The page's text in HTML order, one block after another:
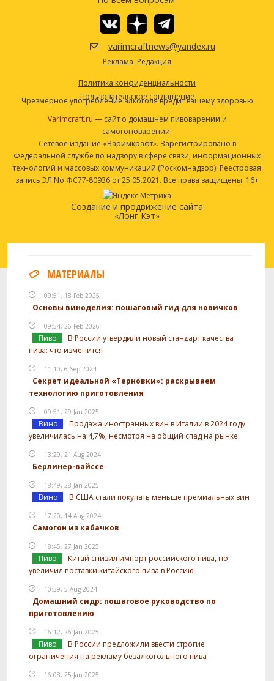
varimcraftnews@yandex.ru
Реклама Редакция
Политика конфиденциальности
Пользовательское соглашение
Чрезмерное употребление алкоголя вредит вашему здоровью
Varimcraft.ru — сайт о домашнем пивоварении и
самогоноварении.
Сетевое издание «Варимкрафт». Зарегистрировано в
Федеральной службе по надзору в сфере связи, информационных
технологий и массовых коммуникаций (Роскомнадзор). Реестровая
запись ЭЛ No ФС77-80936 от 25.05.2021. Все права защищены. 16+
Создание и продвижение сайта
«Лонг Кэт»
МАТЕРИАЛЫ
09:51, 18 Feb 2025
Основы виноделия: пошаговый гид для новичков
09:54, 26 Feb 2026
Пиво
В России утвердили новый стандарт качества
пива: что изменится
11:10, 6 Sep 2024
Секрет идеальной «Терновки»: раскрываем
технологию приготовления
09:51, 29 Jan 2025
Вино
Продажа иностранных вин в Италии в 2024 году
увеличилась на 4,7%, несмотря на общий спад на рынке
13:29, 21 Aug 2024
Берлинер-вайссе
18:49, 28 Jan 2025
Вино В США стали покупать меньше премиальных вин
17:20, 14 Aug 2024
Самогон из кабачков
18:45, 27 Jan 2025
Пиво
Китай снизил импорт российского пива, но
увеличил поставки китайского пива в Россию
10:39, 5 Aug 2024
Домашний сидр: пошаговое руководство по
приготовлению
16:12, 26 Jan 2025
Пиво
В России предложили ввести строгие
ограничения на рекламу безалкогольного пива
16:08, 25 Jan 2025